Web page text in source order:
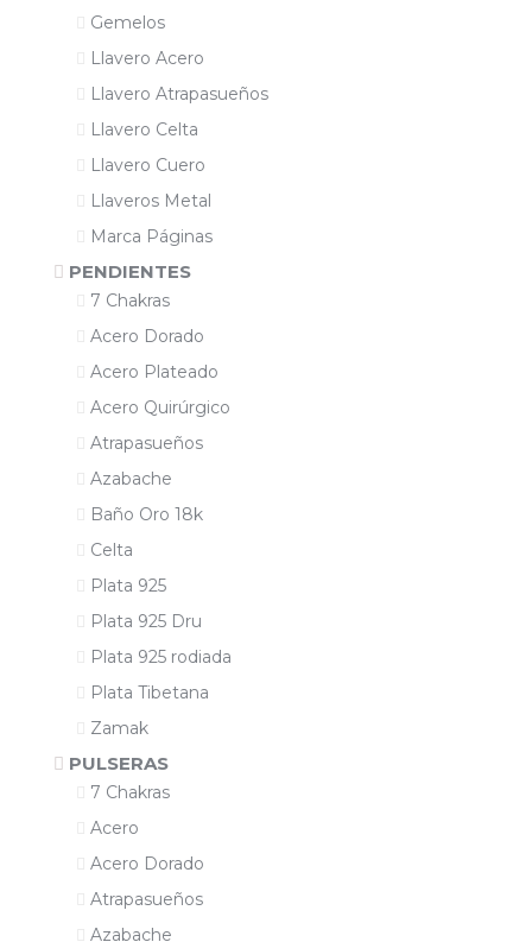
Gemelos
Llavero Acero
Llavero Atrapasueños
Llavero Celta
Llavero Cuero
Llaveros Metal
Marca Páginas
PENDIENTES
7 Chakras
Acero Dorado
Acero Plateado
Acero Quirúrgico
Atrapasueños
Azabache
Baño Oro 18k
Celta
Plata 925
Plata 925 Dru
Plata 925 rodiada
Plata Tibetana
Zamak
PULSERAS
7 Chakras
Acero
Acero Dorado
Atrapasueños
Azabache